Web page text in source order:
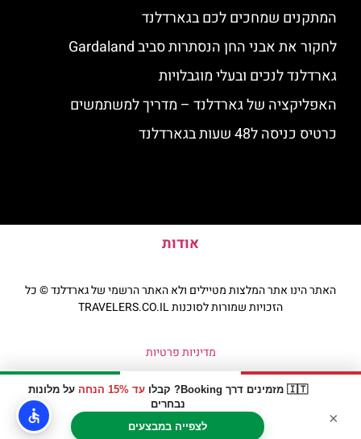
🇮🇹 מזמינים דרך Booking? קבלו עד 15% הנחה
על מלונות
נבחרים
לצפייה במבצעים
×
המתקנים שמחכים לכם בגארדלנד
לחקור את אבני החן הנסתרות סביב Gardaland
גארדלנד לנכים ובעלי מוגבלויות
האפליקציה של גארדלנד – מדריך למשתמשים
כרטיס כניסה ל48 שעות בגארדלנד
אודות
האתר הינו אתר המלצות מטיילים ולא האתר הרשמי של גארדלנד © כל
הזכויות שמורות לסוכנות TRAVELERS.CO.IL
מדיניות פרטיות